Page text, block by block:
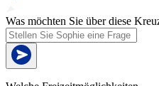
Was möchten Sie über diese